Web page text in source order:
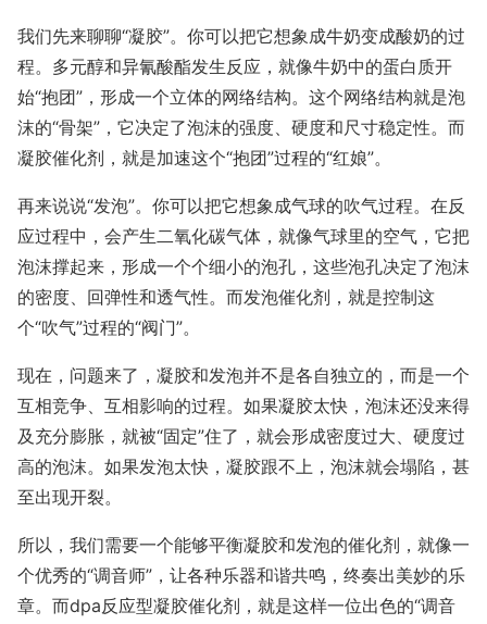
我们先来聊聊“凝胶”。你可以把它想象成牛奶变成酸奶的过
程。多元醇和异氰酸酯发生反应，就像牛奶中的蛋白质开
始“抱团”，形成一个立体的网络结构。这个网络结构就是泡
沫的“骨架”，它决定了泡沫的强度、硬度和尺寸稳定性。而
凝胶催化剂，就是加速这个“抱团”过程的“红娘”。
再来说说“发泡”。你可以把它想象成气球的吹气过程。在反
应过程中，会产生二氧化碳气体，就像气球里的空气，它把
泡沫撑起来，形成一个个细小的泡孔，这些泡孔决定了泡沫
的密度、回弹性和透气性。而发泡催化剂，就是控制这
个“吹气”过程的“阀门”。
现在，问题来了，凝胶和发泡并不是各自独立的，而是一个
互相竞争、互相影响的过程。如果凝胶太快，泡沫还没来得
及充分膨胀，就被“固定”住了，就会形成密度过大、硬度过
高的泡沫。如果发泡太快，凝胶跟不上，泡沫就会塌陷，甚
至出现开裂。
所以，我们需要一个能够平衡凝胶和发泡的催化剂，就像一
个优秀的“调音师”，让各种乐器和谐共鸣，终奏出美妙的乐
章。而dpa反应型凝胶催化剂，就是这样一位出色的“调音